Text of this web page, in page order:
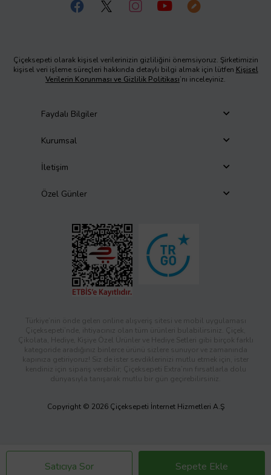
Satıcıya Sor Sepete Ekle
Çiçeksepeti olarak kişisel verilerinizin gizliliğini önemsiyoruz. Şirketimizin
kişisel veri işleme süreçleri hakkında detaylı bilgi almak için lütfen Kişisel
Verilerin Korunması ve Gizlilik Politikası’nı inceleyiniz.
Faydalı Bilgiler
Kurumsal
İletişim
Özel Günler
Türkiye’nin önde gelen online alışveriş sitesi ve mobil uygulaması
Çiçeksepeti’nde, ihtiyacınız olan tüm ürünleri bulabilirsiniz. Çiçek,
Çikolata, Hediye, Kişiye Özel Ürünler ve Hediye Setleri gibi birçok farklı
kategoride aradığınız binlerce ürünü sizlere sunuyor ve zamanında
kapınıza getiriyoruz! Siz de ister sevdiklerinizi mutlu etmek için, ister
kendiniz için sipariş verebilir; Çiçeksepeti Extra’nın fırsatlarla dolu
dünyasıyla tanışarak mutlu bir gün geçirebilirsiniz.
Copyright © 2026 Çiçeksepeti İnternet Hizmetleri A.Ş